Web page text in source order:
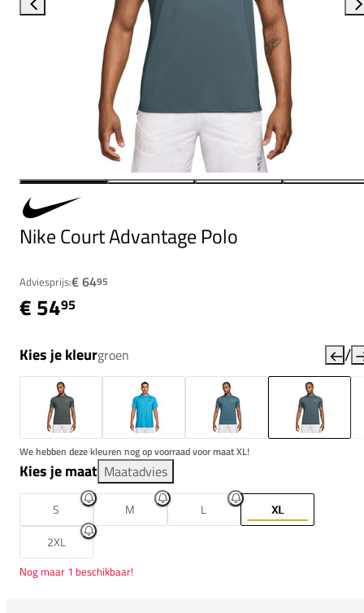
Nike Court Advantage Polo
Adviesprijs:€ 6495
€ 5495
Kies je kleurgroen /
We hebben deze kleuren nog op voorraad voor maat XL!
Kies je maat Maatadvies
S M L
XL
2XL
Nog maar 1 beschikbaar!